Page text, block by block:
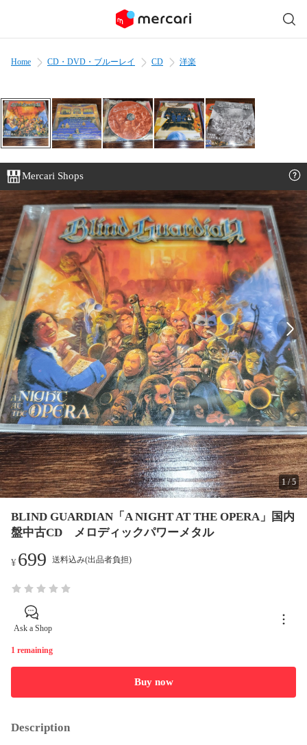
Home CD・DVD・ブルーレイ CD 洋楽
Mercari Shops
1/5
BLIND GUARDIAN「A NIGHT AT THE OPERA」国内
盤中古CD メロディックパワーメタル
¥699 送料込み(出品者負担)
Ask a Shop
1 remaining
Buy now
Description